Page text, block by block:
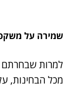
שמירה על
למרות שבחרתם
מכל הבחינות,